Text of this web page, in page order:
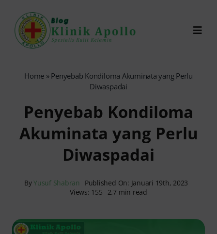
content
Reservasi Online
Home » Penyebab Kondiloma Akuminata yang Perlu
Diwaspadai
Penyebab Kondiloma
Akuminata yang Perlu
Diwaspadai
ByYusuf Shabran
Published On: Januari 19th, 2023
Views: 155
2.7 min read